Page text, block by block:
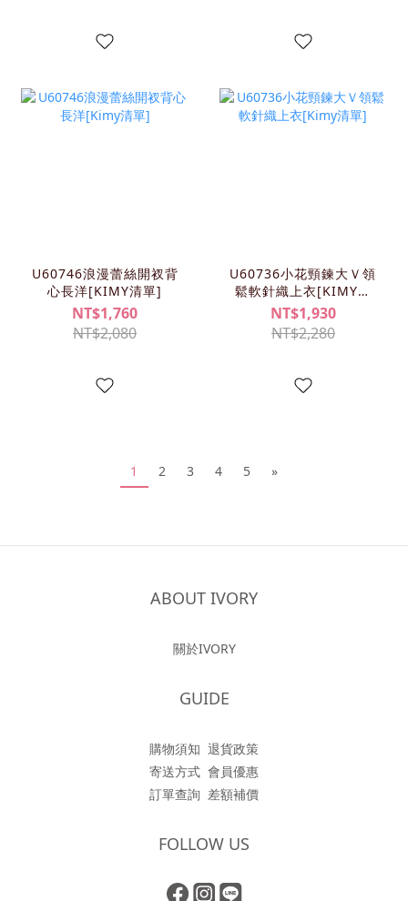
U60746浪漫蕾絲開衩背
心長洋[KIMY清單]
NT$1,760
NT$2,080
U60736小花頸鍊大Ｖ領
鬆軟針織上衣[KIMY清
單]
NT$1,930
NT$2,280
1 2 3 4 5 »
ABOUT IVORY
關於IVORY
GUIDE
購物須知 退貨政策
寄送方式 會員優惠
訂單查詢 差額補價
FOLLOW US